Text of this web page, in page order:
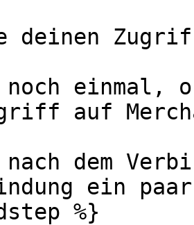
deinen
einmal,
auf
dem
ein